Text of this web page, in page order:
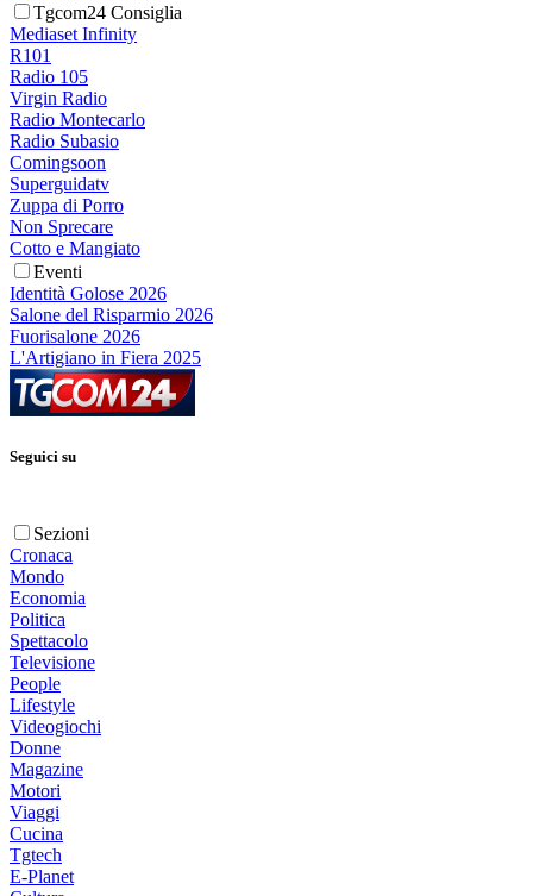
Tgcom24 Consiglia
Mediaset Infinity
R101
Radio 105
Virgin Radio
Radio Montecarlo
Radio Subasio
Comingsoon
Superguidatv
Zuppa di Porro
Non Sprecare
Cotto e Mangiato
Eventi
Identità Golose 2026
Salone del Risparmio 2026
Fuorisalone 2026
L'Artigiano in Fiera 2025
Seguici su
Sezioni
Cronaca
Mondo
Economia
Politica
Spettacolo
Televisione
People
Lifestyle
Videogiochi
Donne
Magazine
Motori
Viaggi
Cucina
Tgtech
E-Planet